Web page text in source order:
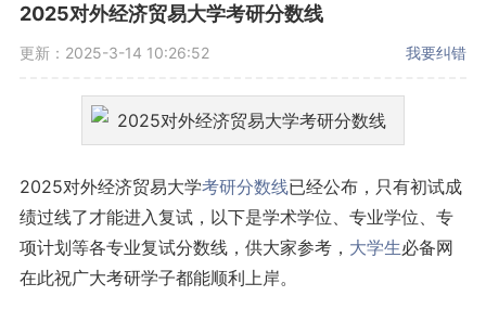
2025对外经济贸易大学考研分数线
更新：2025-3-14 10:26:52 我要纠错
2025对外经济贸易大学考研分数线已经公布，只有初试成
绩过线了才能进入复试，以下是学术学位、专业学位、专
项计划等各专业复试分数线，供大家参考， 大学生必备网
在此祝广大考研学子都能顺利上岸。